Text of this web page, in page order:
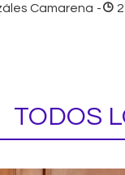
Camarena -
TODOS